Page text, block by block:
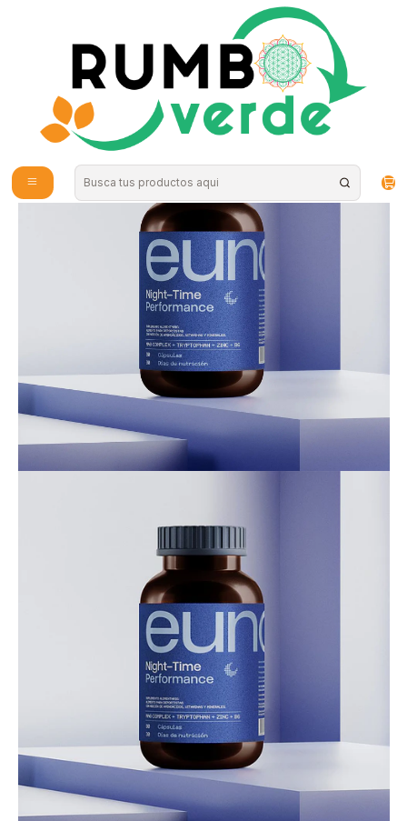
Envío gratis por compras sobre los 59.990 en la provincia de Santiago
Estrés y Sueño